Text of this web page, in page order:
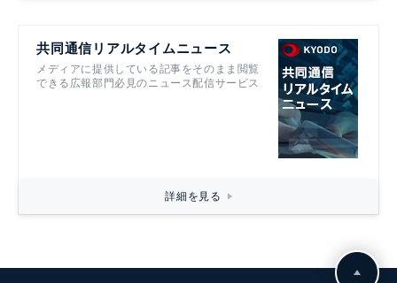
共同通信リアルタイムニュース
メディアに提供している記事をそのまま閲覧
できる広報部門必見のニュース配信サービス
詳細を見る